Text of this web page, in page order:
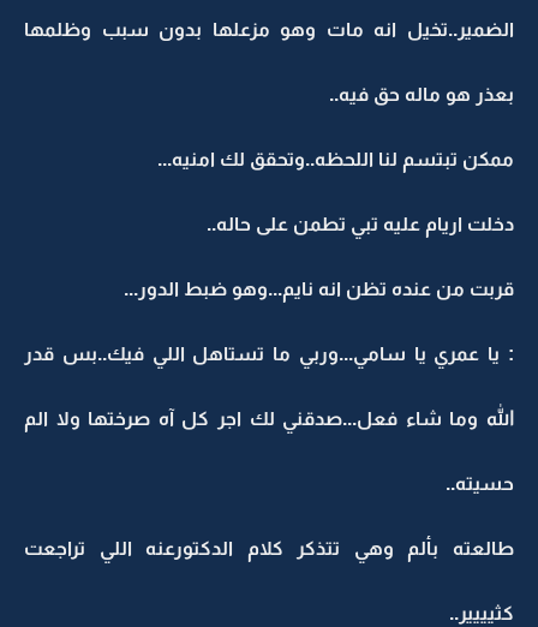
الضمير..تخيل انه مات وهو مزعلها بدون سبب وظلمها
بعذر هو ماله حق فيه..
ممكن تبتسم لنا اللحظه..وتحقق لك امنيه...
دخلت اريام عليه تبي تطمن على حاله..
قربت من عنده تظن انه نايم...وهو ضبط الدور...
: يا عمري يا سامي...وربي ما تستاهل اللي فيك..بس قدر
الله وما شاء فعل...صدقني لك اجر كل آه صرختها ولا الم
حسيته..
طالعته بألم وهي تتذكر كلام الدكتورعنه اللي تراجعت
كثيييير..